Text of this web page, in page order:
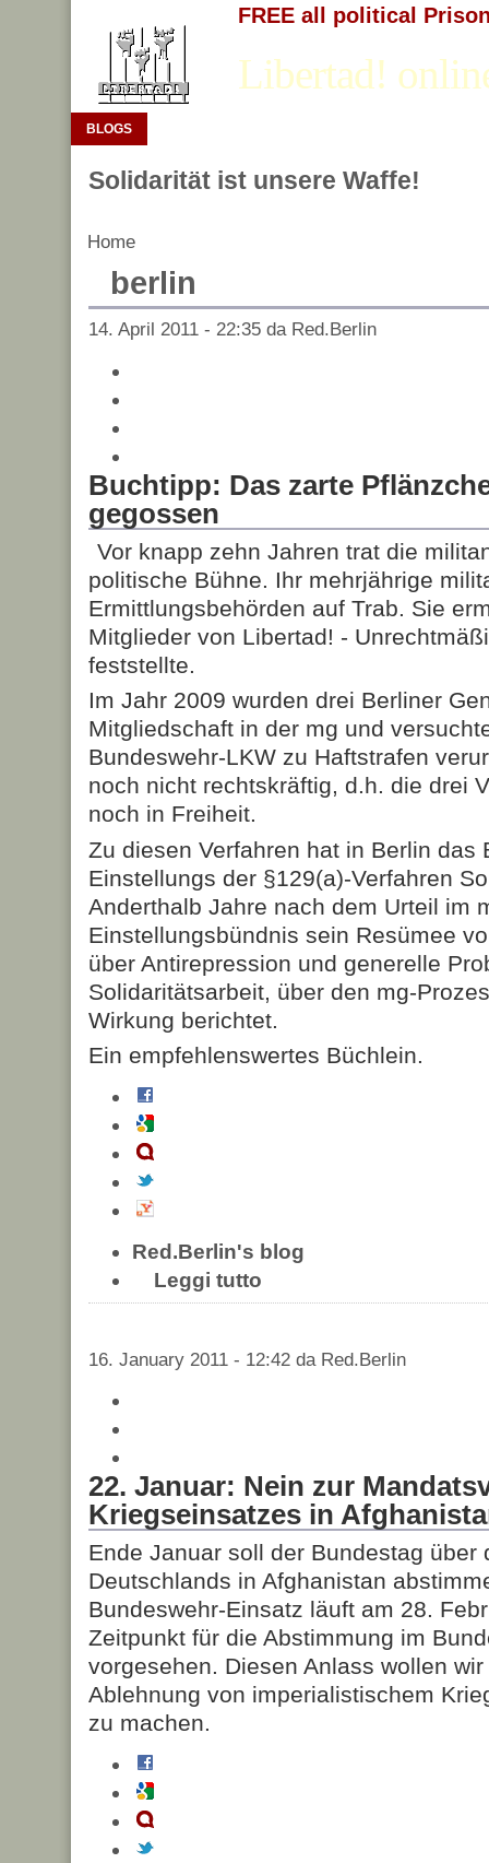
FREE all political
Libertad!
BLOGS
Solidarität ist unsere Waffe!
Home
berlin
14. April 2011 - 22:35 da Red.Berlin
Buchtipp: Das zarte
gegossen
Vor knapp zehn Jahren trat die
politische Bühne. Ihr mehrjährige
Ermittlungsbehörden auf Trab. Sie
Mitglieder von Libertad! -
feststellte.
Im Jahr 2009 wurden drei Berliner
Mitgliedschaft in der mg und
Bundeswehr-LKW zu Haftstrafen
noch nicht rechtskräftig, d.h. die drei
noch in Freiheit.
Zu diesen Verfahren hat in Berlin das
Einstellungs der §129(a)-Verfahren
Anderthalb Jahre nach dem Urteil im
Einstellungsbündnis sein Resümee
über Antirepression und generelle
Solidaritätsarbeit, über den mg-
Wirkung berichtet.
Ein empfehlenswertes Büchlein.
Red.Berlin's blog
Leggi tutto
16. January 2011 - 12:42 da Red.Berlin
22. Januar: Nein zur
Kriegseinsatzes in
Ende Januar soll der Bundestag über
Deutschlands in Afghanistan
Bundeswehr-Einsatz läuft am 28.
Zeitpunkt für die Abstimmung im
vorgesehen. Diesen Anlass wollen
Ablehnung von imperialistischem
zu machen.